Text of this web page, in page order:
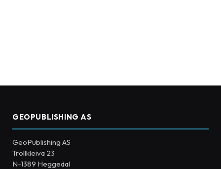
GEOPUBLISHING AS
GeoPublishing AS
Trollkleiva 23
N-1389 Heggedal